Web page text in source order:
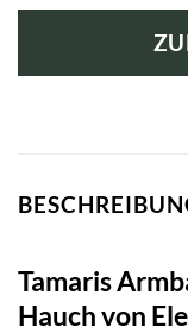
Tamaris
Hauch von